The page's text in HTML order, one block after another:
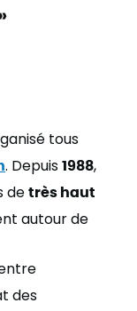
tous
. Depuis 1988,
de très haut
autour de
des